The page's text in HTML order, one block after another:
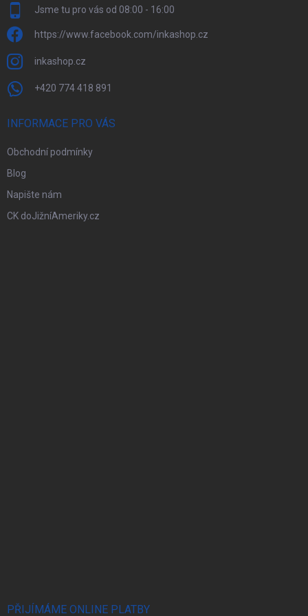
Jsme tu pro vás od 08:00 - 16:00
https://www.facebook.com/inkashop.cz
inkashop.cz
+420 774 418 891
INFORMACE PRO VÁS
Obchodní podmínky
Blog
Napište nám
CK doJižníAmeriky.cz
PŘIJÍMÁME ONLINE PLATBY